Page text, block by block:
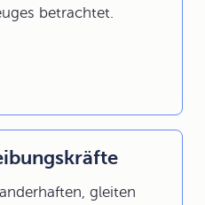
betrachtet.
gleiten